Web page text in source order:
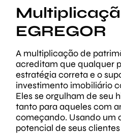
EGREGOR
A multiplicação de
acreditam que qualquer
estratégia correta e o
investimento imobiliário
Eles se orgulham de seu
tanto para aqueles com
começando. Usando um
potencial de seus